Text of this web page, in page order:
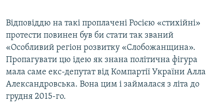
Відповіддю на такі проплачені Росією «стихійні»
протести повинен був би стати так званий
«Особливий регіон розвитку «Слобожанщина».
Пропагувати цю ідею як знана політична фігура
мала саме екс-депутат від Компартії України Алла
Александровська. Вона цим і займалася з літа до
грудня 2015-го.